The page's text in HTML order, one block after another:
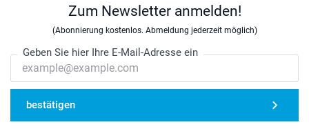
Zum Newsletter anmelden!
(Abonnierung kostenlos. Abmeldung jederzeit möglich)
Geben Sie hier Ihre E-Mail-Adresse ein
bestätigen